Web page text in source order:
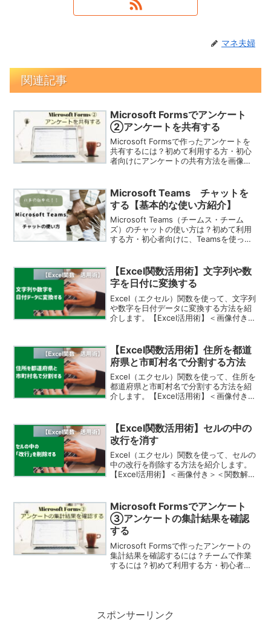
マネ夫婦
関連記事
Microsoft Formsでアンケート
②アンケートを共有する
Microsoft Formsで作ったアンケートを
共有するには？初めて利用する方・初心
者向けにアンケートの共有方法を画像入
Microsoft Teams チャットを
する【基本的な使い方紹介】
Microsoft Teams（チームス・チーム
ズ）のチャットの使い方は？初めて利用
する方・初心者向けに、Teamsを使った
【グループチャット】
【Excel関数活用術】文字列や数
字を日付に変換する
Excel（エクセル）関数を使って、文字列
や数字を日付データに変換する方法を紹
介します。【Excel活用術】＜画像付き＞
【Excel関数活用術】住所を都道
府県と市町村名で分割する方法
Excel（エクセル）関数を使って、住所を
都道府県と市町村名で分割する方法を紹
介します。【Excel活用術】＜画像付き＞
【Excel関数活用術】セルの中の
改行を消す
Excel（エクセル）関数を使って、セルの
中の改行を削除する方法を紹介します。
【Excel活用術】＜画像付き＞＜関数解説
Microsoft Formsでアンケート
③アンケートの集計結果を確認
する
Microsoft Formsで作ったアンケートの
集計結果を確認するには？チームで作業
するには？初めて利用する方・初心者向
スポンサーリンク